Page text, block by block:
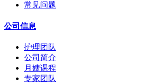
常见问题
公司信息
护理团队
公司简介
月嫂课程
专家团队